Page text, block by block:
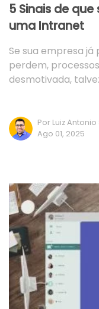
5 Sinais de
uma Intranet
Se sua empresa
perdem,
desmotivada,
Por Luiz
Ago 01, 2025